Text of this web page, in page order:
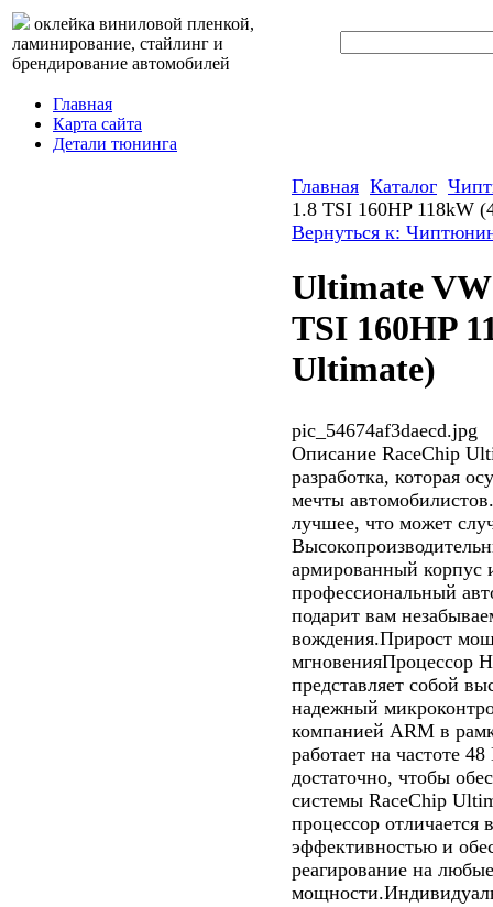
оклейка виниловой пленкой,
ламинирование, стайлинг и
брендирование автомобилей
Главная
Карта сайта
Детали тюнинга
Главная Каталог
1.8 TSI 160HP 118kW
Вернуться к:
Ultimate VW
TSI 160HP
Ultimate)
pic_54674af3daecd.jpg
Описание RaceChip
разработка, которая
мечты
лучшее, что может
армированный корпус
профессиональный
подарит вам
вождения.Прирост
мгновенияПроцессор
представляет собой
надежный
компанией ARM в
работает на частоте
достаточно, чтобы
системы RaceChip
процессор
эффективностью и
реагирование на